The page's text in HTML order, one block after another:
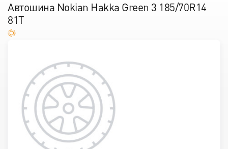
Автошина Nokian Hakka Green 3 185/70R14
81T